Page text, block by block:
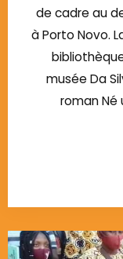
de cadre au
à Porto Novo.
musée Da
roman Né